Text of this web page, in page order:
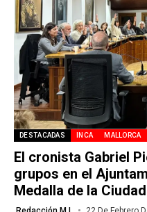
DESTACADAS INCA MALLORCA
El cronista Gabriel
grupos en el
Medalla de la